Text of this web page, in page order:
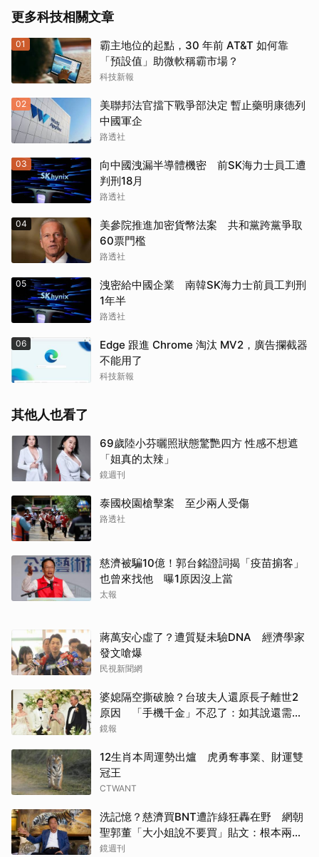
更多科技相關文章
01
霸主地位的起點，30 年前 AT&T 如何靠
「預設值」助微軟稱霸市場？
科技新報
02
美聯邦法官擋下戰爭部決定 暫止藥明康德列
中國軍企
路透社
03
向中國洩漏半導體機密 前SK海力士員工遭
判刑18月
路透社
04
美參院推進加密貨幣法案 共和黨跨黨爭取
60票門檻
路透社
05
洩密給中國企業 南韓SK海力士前員工判刑
1年半
路透社
06
Edge 跟進 Chrome 淘汰 MV2，廣告攔截器
不能用了
科技新報
其他人也看了
69歲陸小芬曬照狀態驚艷四方 性感不想遮
「姐真的太辣」
鏡週刊
泰國校園槍擊案 至少兩人受傷
路透社
慈濟被騙10億！郭台銘證詞揭「疫苗掮客」
也曾來找他 曝1原因沒上當
太報
蔣萬安心虛了？遭質疑未驗DNA 經濟學家
發文嗆爆
民視新聞網
婆媳隔空撕破臉？台玻夫人還原長子離世2
原因 「手機千金」不忍了：如其說還需要
離開嗎？
鏡報
12生肖本周運勢出爐 虎勇奪事業、財運雙
冠王
CTWANT
洗記憶？慈濟買BNT遭詐綠狂轟在野 網朝
聖郭董「大小姐說不要買」貼文：根本兩碼
事
鏡週刊